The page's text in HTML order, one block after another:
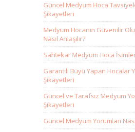
Güncel Medyum Hoca
Şikayetleri
Medyum Hocanın Güvenilir
Nasıl Anlaşılır?
Sahtekar Medyum Hoca
Garantili Büyü Yapan Hocalar
Şikayetleri
Güncel ve Tarafsız Medyum
Şikayetleri
Güncel Medyum Yorumları